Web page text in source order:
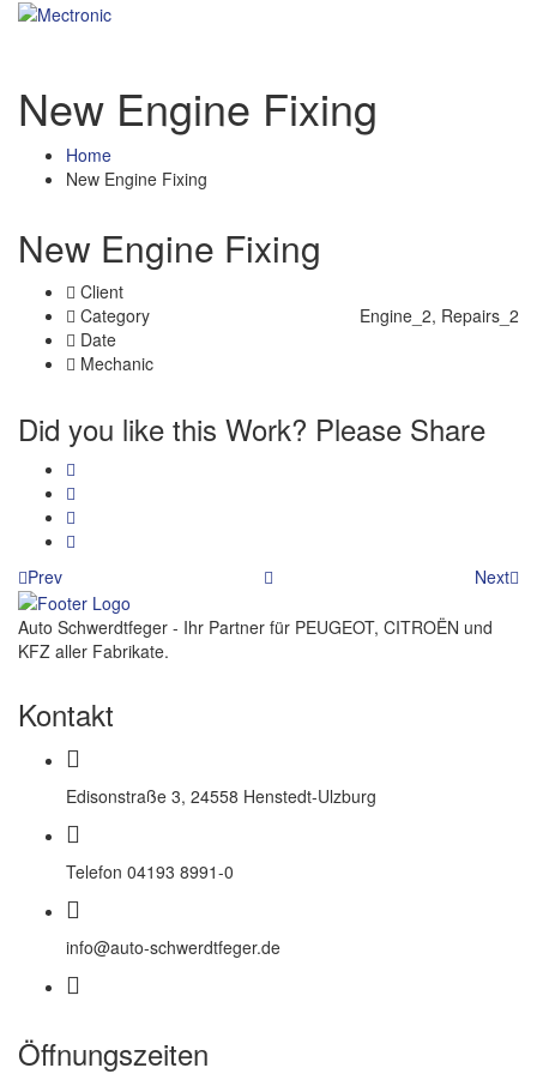
New Engine Fixing
Home
New Engine Fixing
New Engine Fixing
Client
Category
Engine_2, Repairs_2
Date
Mechanic
Did you like this Work? Please Share
Prev Next
Auto Schwerdtfeger - Ihr Partner für PEUGEOT, CITROËN und
KFZ aller Fabrikate.
Kontakt
Edisonstraße 3, 24558 Henstedt-Ulzburg
Telefon 04193 8991-0
info@auto-schwerdtfeger.de
Öffnungszeiten